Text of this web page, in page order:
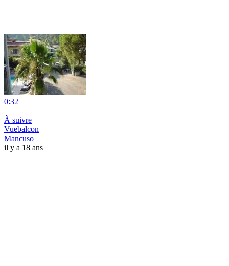
0:32
|
À suivre
Vuebalcon
Mancuso
il y a 18 ans